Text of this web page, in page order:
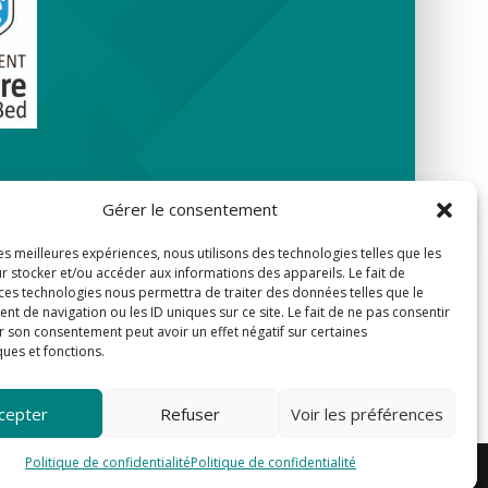
Gérer le consentement
meilleures expériences, nous utilisons des technologies telles que les
stocker et/ou accéder aux informations des appareils. Le fait de
technologies nous permettra de traiter des données telles que le
de navigation ou les ID uniques sur ce site. Le fait de ne pas consentir
son consentement peut avoir un effet négatif sur certaines
et fonctions.
Refuser Voir les préférences
Politique de confidentialitéPolitique de confidentialité
By Koality